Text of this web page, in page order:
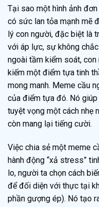
Tại sao một hình ảnh
có sức lan tỏa mạnh mẽ
lý con người, đặc biệt là
với áp lực, sự không
ngoài tầm kiểm soát,
kiếm một điểm tựa tinh
mong manh. Meme cầu
của điểm tựa đó. Nó
tuyệt vọng một cách nhẹ
còn mang lại tiếng cười.
Việc chia sẻ một meme
hành động “xả stress”
lo, người ta chọn cách
để đối diện với thực tại
phần gượng ép). Nó tạo